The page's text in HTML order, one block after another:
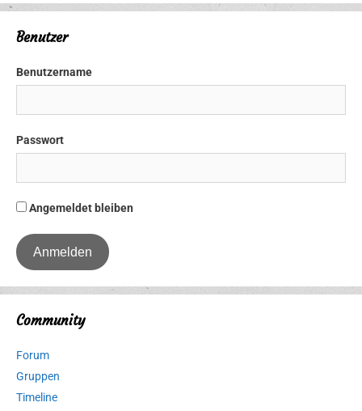
Benutzer
Benutzername
Passwort
Angemeldet bleiben
Community
Forum
Gruppen
Timeline